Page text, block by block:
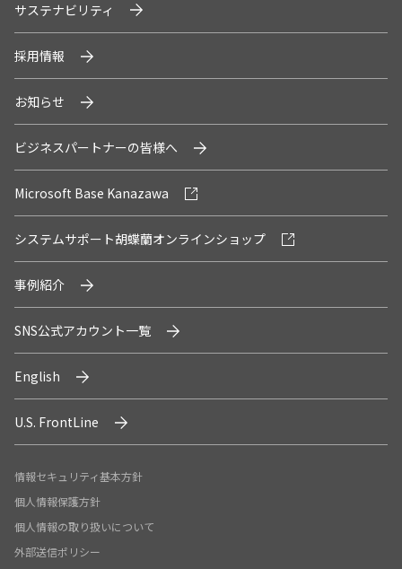
サステナビリティ
採用情報
お知らせ
ビジネスパートナーの皆様へ
Microsoft Base Kanazawa
システムサポート胡蝶蘭オンラインショップ
事例紹介
SNS公式アカウント一覧
English
U.S. FrontLine
情報セキュリティ基本方針
個人情報保護方針
個人情報の取り扱いについて
外部送信ポリシー